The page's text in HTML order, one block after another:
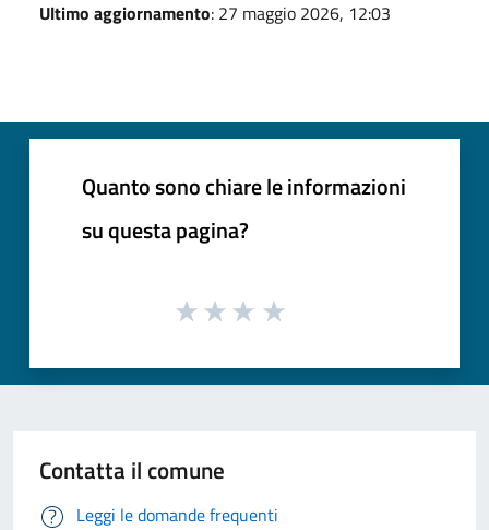
Ultimo aggiornamento: 27 maggio 2026, 12:03
Quanto sono chiare le informazioni
su questa pagina?
Contatta il comune
Leggi le domande frequenti